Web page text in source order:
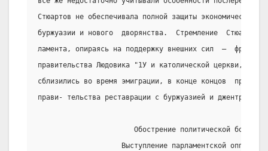
Стюартов не обеспечивала полной защиты экономических
буржуазии и нового  дворянства.  Стремление  Стюартов
ламента, опираясь на поддержку внешних сил  –
правительства Людовика "1У и католической церкви, с
сблизились во время эмиграции, в конце концов
прави- тельства реставрации с буржуазией и джентри.
                       Обострение политической борьбы.
Выступление парламентской